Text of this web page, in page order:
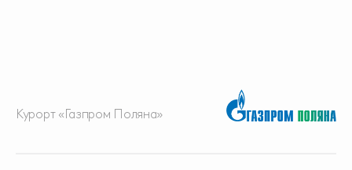
Курорт «Газпром Поляна»